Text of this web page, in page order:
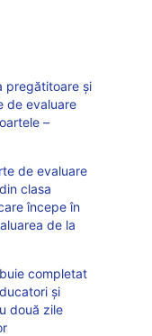
pregătitoare și
de evaluare
–
de evaluare
clasa
începe în
de la
completat
și
două zile